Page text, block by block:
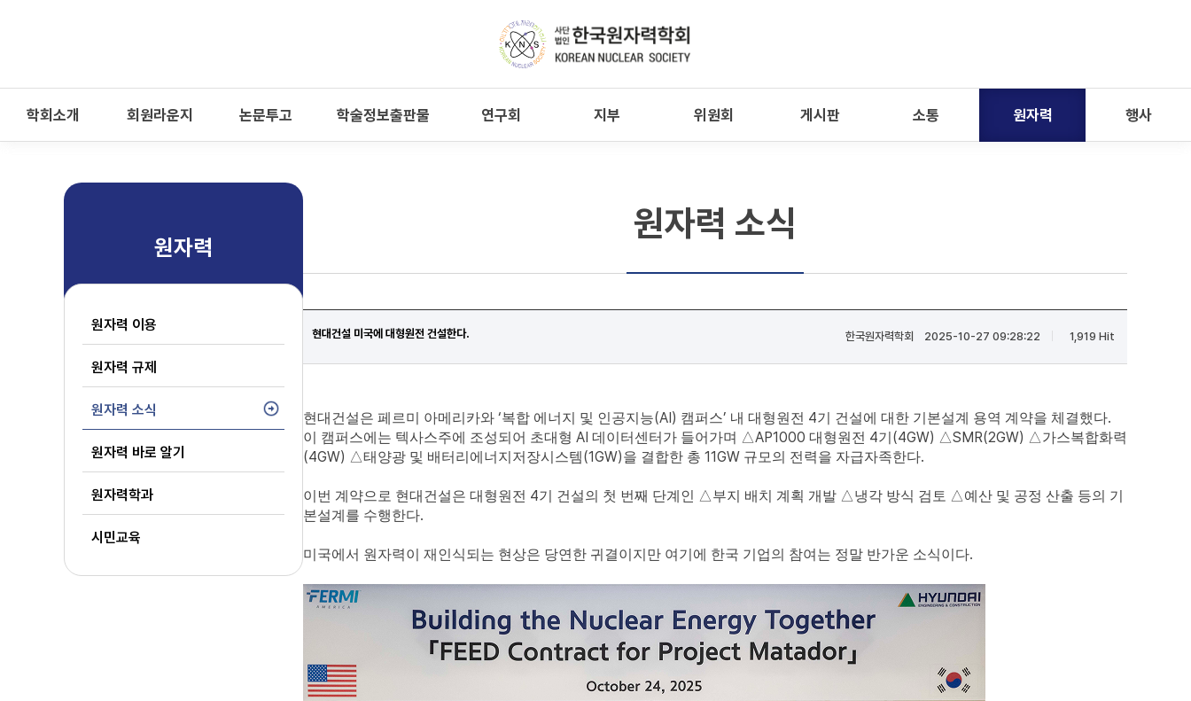
학회소개 회원라운지 논문투고 학술정보출판물 연구회 지부 위원회 게시판 소통 원자력 행사
원자력
원자력 이용
원자력 규제
원자력 소식
원자력 바로 알기
원자력학과
시민교육
원자력 소식
현대건설 미국에 대형원전 건설한다. 한국원자력학회| 2025-10-27 09:28:22 1,919 Hit
현대건설은 페르미 아메리카와 ‘복합 에너지 및 인공지능(AI) 캠퍼스’ 내 대형원전 4기 건설에 대한 기본설계 용역 계약을 체결했다.
이 캠퍼스에는 텍사스주에 조성되어 초대형 AI 데이터센터가 들어가며 △AP1000 대형원전 4기 (4GW) △SMR(2GW) △가스복합화력
(4GW) △태양광 및 배터리에너지저장시스템(1GW)을 결합한 총 11GW 규모의 전력을 자급자족한다.
이번 계약으로 현대건설은 대형원전 4기 건설의 첫 번째 단계인 △부지 배치 계획 개발 △냉각 방식 검토 △예산 및 공정 산출 등의 기
본설계를 수행한다.
미국에서 원자력이 재인식되는 현상은 당연한 귀결이지만 여기에 한국 기업의 참여는 정말 반가운 소식이다.